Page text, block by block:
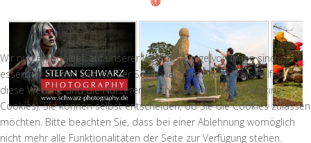
Wir nutzen Cookies auf unserer Website. Einige von ihnen sind
essenziell für den Betrieb der Seite, während andere uns helfen,
diese Website und die Nutzererfahrung zu verbessern (Tracking
Cookies). Sie können selbst entscheiden, ob Sie die Cookies zulassen
möchten. Bitte beachten Sie, dass bei einer Ablehnung womöglich
nicht mehr alle Funktionalitäten der Seite zur Verfügung stehen.